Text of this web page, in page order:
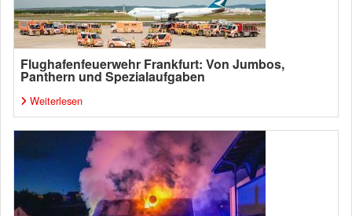
Flughafenfeuerwehr Frankfurt: Von Jumbos,
Panthern und Spezialaufgaben
Weiterlesen